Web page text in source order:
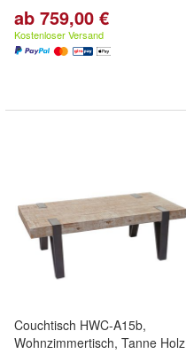
ab 759,00 €
Kostenloser Versand
Couchtisch HWC-A15b,
Wohnzimmertisch, Tanne Holz